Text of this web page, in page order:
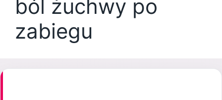
ból żuchwy po
zabiegu